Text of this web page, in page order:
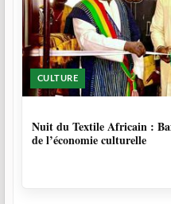
CULTURE
Nuit du Textile Africain :
de l’économie culturelle